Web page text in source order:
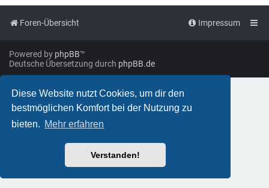
Diese Website nutzt Cookies, um dir den
bestmöglichen Komfort bei der Nutzung zu
bieten. Mehr erfahren
Verstanden!
Foren-Übersicht Impressum
Powered by phpBB™
Deutsche Übersetzung durch phpBB.de